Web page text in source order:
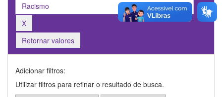
Retornar valores
Adicionar filtros:
Utilizar filtros para refinar o resultado de busca.